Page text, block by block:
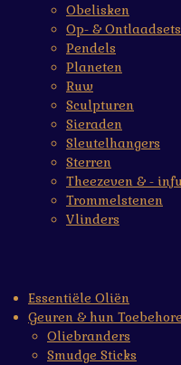
Obelisken
Op- & Ontlaadsets
Pendels
Planeten
Ruw
Sculpturen
Sieraden
Sleutelhangers
Sterren
Theezeven & -
Trommelstenen
Vlinders
Essentiële Oliën
Geuren & hun
Oliebranders
Smudge Sticks